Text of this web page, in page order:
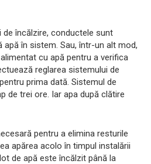
încălzire, conductele sunt
în sistem. Sau, într-un alt mod,
cu apă pentru a verifica
reglarea sistemului de
prima dată. Sistemul de
de trei ore. Iar apa după clătire
pentru a elimina resturile
apărea acolo în timpul instalării
de apă este încălzit până la